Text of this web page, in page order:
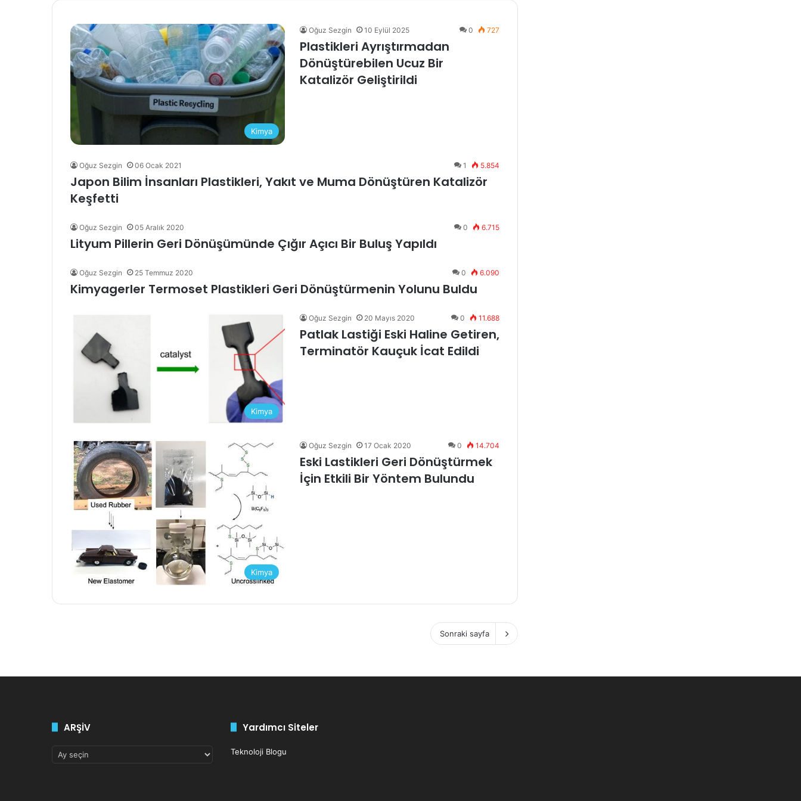
Kimya
Oğuz Sezgin 10 Eylül 2025 0 727
Plastikleri Ayrıştırmadan
Dönüştürebilen Ucuz Bir
Katalizör Geliştirildi
Oğuz Sezgin 06 Ocak 2021 1 5.854
Japon Bilim İnsanları Plastikleri, Yakıt ve Muma Dönüştüren Katalizör
Keşfetti
Oğuz Sezgin 05 Aralık 2020 0 6.715
Lityum Pillerin Geri Dönüşümünde Çığır Açıcı Bir Buluş Yapıldı
Oğuz Sezgin 25 Temmuz 2020 0 6.090
Kimyagerler Termoset Plastikleri Geri Dönüştürmenin Yolunu Buldu
Kimya
Oğuz Sezgin 20 Mayıs 2020 0 11.688
Patlak Lastiği Eski Haline Getiren,
Terminatör Kauçuk İcat Edildi
Kimya
Oğuz Sezgin 17 Ocak 2020 0 14.704
Eski Lastikleri Geri Dönüştürmek
İçin Etkili Bir Yöntem Bulundu
Sonraki sayfa
ARŞİV
ARŞİV
Yardımcı Siteler
Teknoloji Blogu